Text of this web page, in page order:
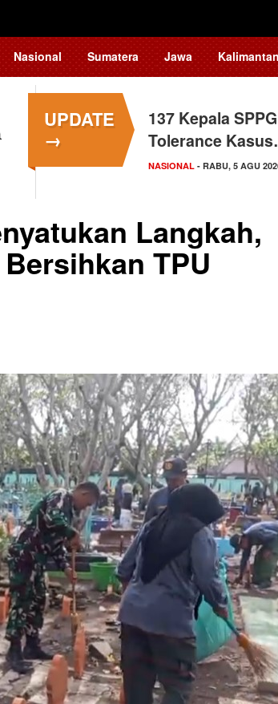
Nasional Sumatera Jawa Kalimantan
UPDATE
→
137 Kepala
Tolerance
NASIONAL - RABU, 5 AGU
Siswa Sekolah
Tingkat Nasional
SULAWESI SELATAN-
Langkah,
TPU